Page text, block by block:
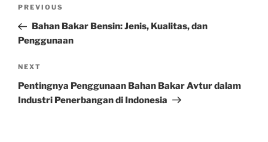
Previous
Post
PREVIOUS
Bahan Bakar Bensin: Jenis, Kualitas, dan
Penggunaan
Next
Post
NEXT
Pentingnya Penggunaan Bahan Bakar Avtur dalam
Industri Penerbangan di Indonesia